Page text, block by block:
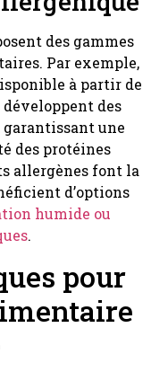
des gammes
Par exemple,
à partir de
développent des
une
des protéines
allergènes font la
d’options
humide ou
.
pour